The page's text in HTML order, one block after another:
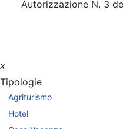
Autorizzazione N. 3
x
Tipologie
Agriturismo
Hotel